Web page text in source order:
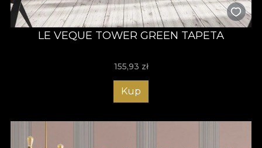
LE VEQUE TOWER GREEN TAPETA
155,93 zł
Kup